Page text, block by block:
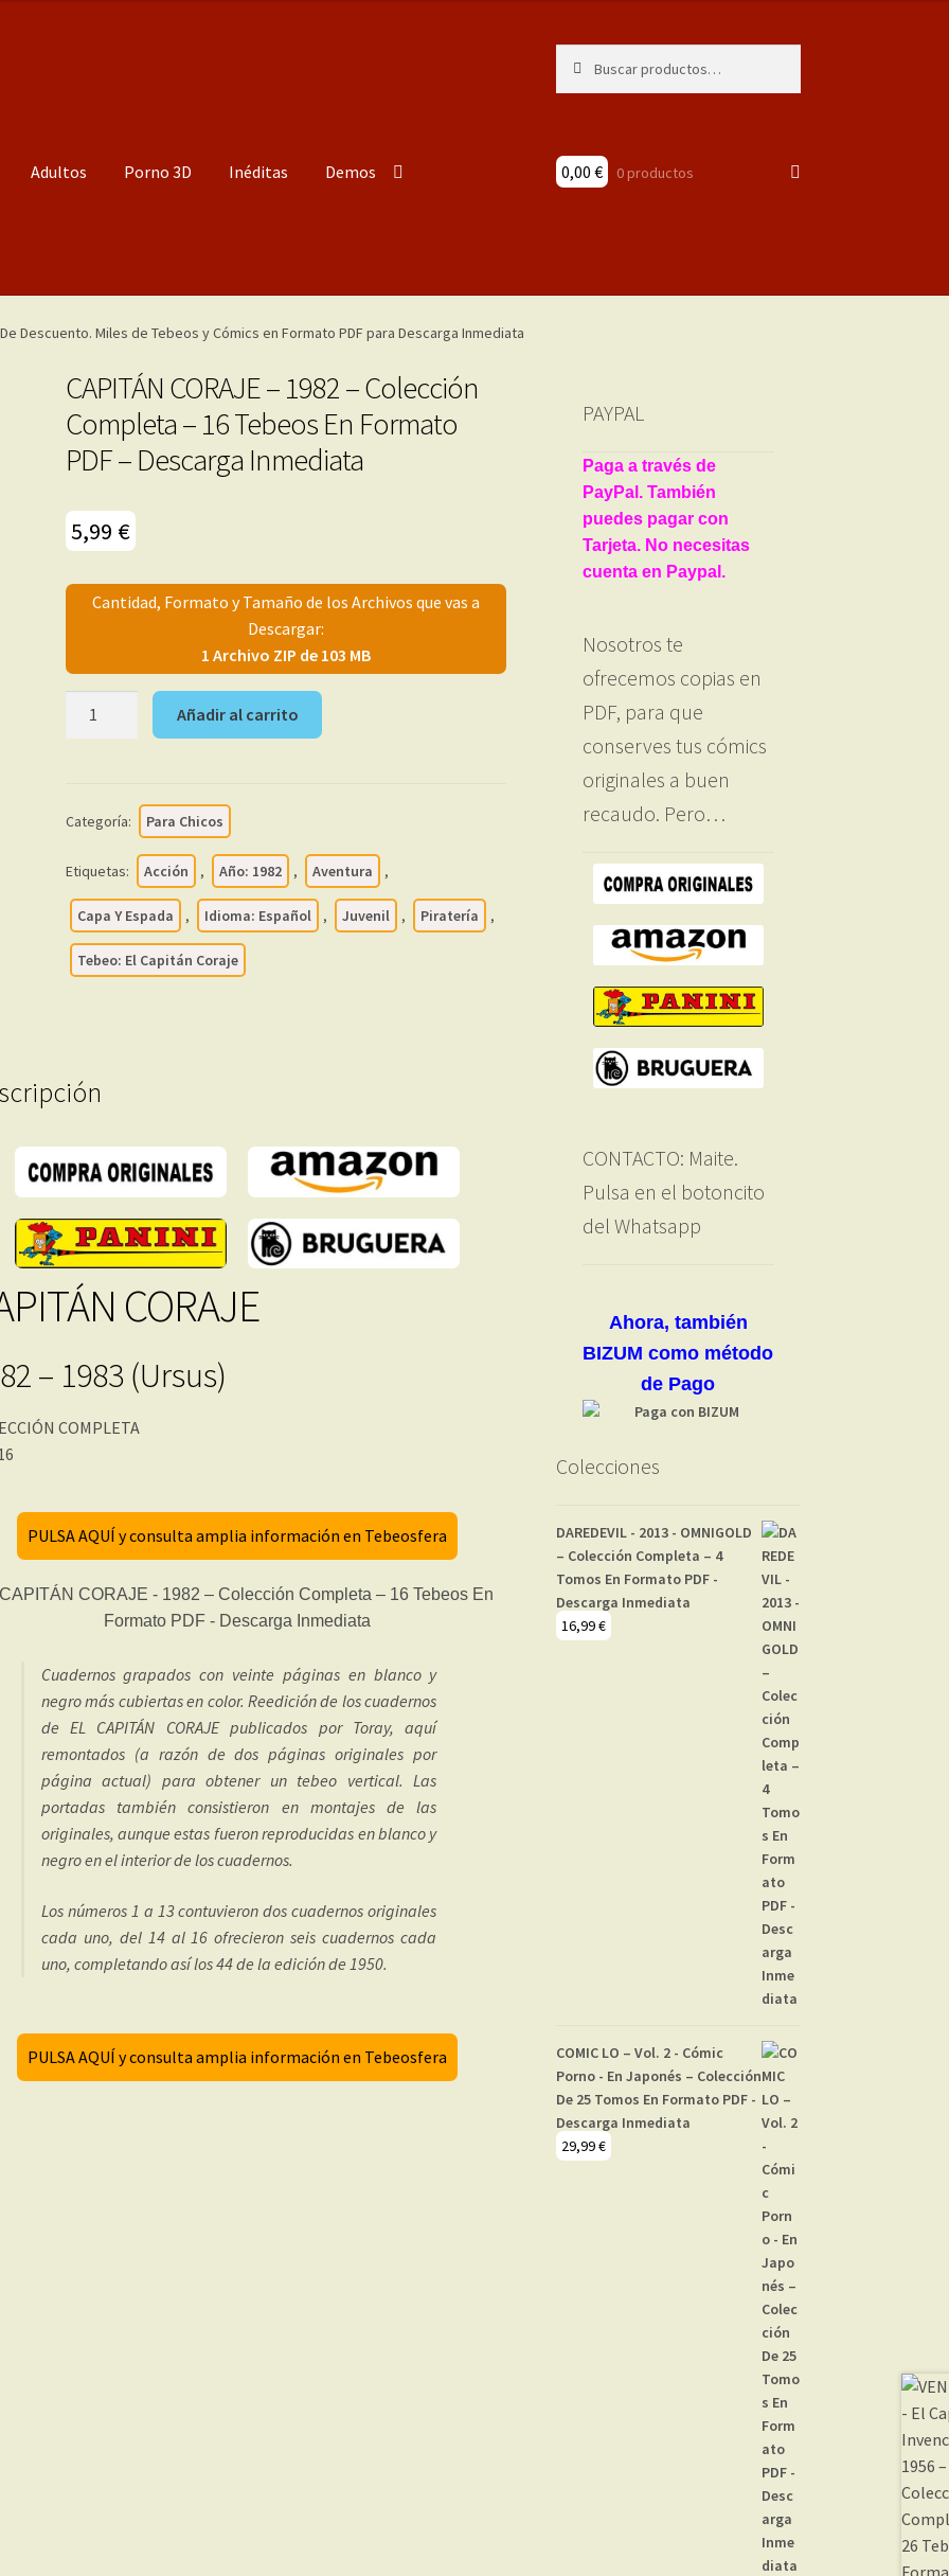
por:
Adultos Porno 3D Inéditas Demos 0,00 € 0 productos
CAPITÁN CORAJE – 1982 – Colección
Completa – 16 Tebeos En Formato
PDF – Descarga Inmediata
5,99 €
Cantidad, Formato y Tamaño de los Archivos que vas a
Descargar:
1 Archivo ZIP de 103 MB
Colección
Completa
16
Tebeos
En
Inmediata
Añadir al carrito
Categoría: Para Chicos
Etiquetas: Acción , Año: 1982 , Aventura ,
Capa Y Espada , Idioma: Español , Juvenil , Piratería ,
Tebeo: El Capitán Coraje
CORAJE
– 1983 (Ursus)
COMPLETA
PULSA AQUÍ y consulta amplia información en Tebeosfera
Cuadernos grapados con veinte páginas en blanco y
negro más cubiertas en color. Reedición de los cuadernos
de EL CAPITÁN CORAJE publicados por Toray, aquí
remontados (a razón de dos páginas originales por
página actual) para obtener un tebeo vertical. Las
portadas también consistieron en montajes de las
originales, aunque estas fueron reproducidas en blanco y
negro en el interior de los cuadernos.
Los números 1 a 13 contuvieron dos cuadernos originales
cada uno, del 14 al 16 ofrecieron seis cuadernos cada
uno, completando así los 44 de la edición de 1950.
PULSA AQUÍ y consulta amplia información en Tebeosfera
PAYPAL
Paga a través de
PayPal. También
puedes pagar con
Tarjeta. No necesitas
cuenta en Paypal.
Nosotros te
ofrecemos copias en
PDF, para que
conserves tus cómics
originales a buen
recaudo. Pero…
CONTACTO: Maite.
Pulsa en el botoncito
del Whatsapp
Ahora, también
BIZUM como método
de Pago
Colecciones
DAREDEVIL - 2013 - OMNIGOLD
– Colección Completa – 4
Tomos En Formato PDF -
Descarga Inmediata
16,99€
COMIC LO – Vol. 2 - Cómic
Porno - En Japonés – Colección
De 25 Tomos En Formato PDF -
Descarga Inmediata
29,99€